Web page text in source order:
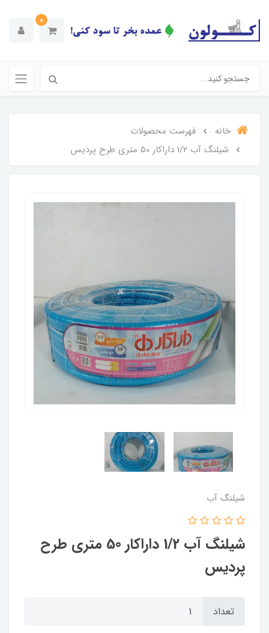
0
خانه
فهرست محصولات
شیلنگ آب 1/2 داراکار 50 متری طرح پردیس
شیلنگ آب
شیلنگ آب 1/2 داراکار 50 متری طرح
پردیس
تعداد